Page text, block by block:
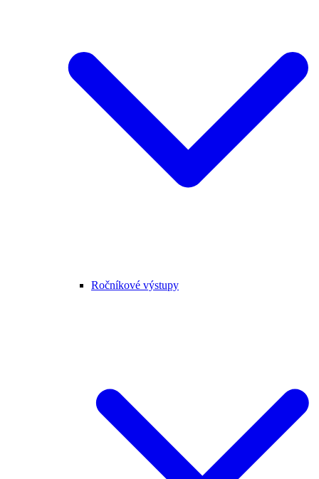
Ročníkové výstupy